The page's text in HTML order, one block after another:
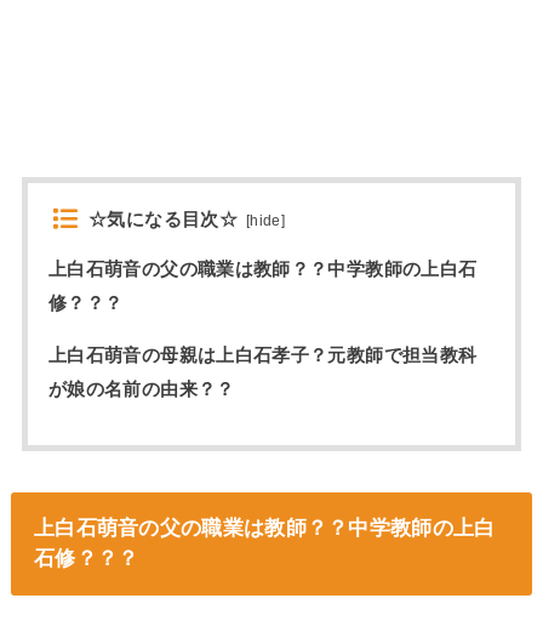
☆気になる目次☆ [hide]
上白石萌音の父の職業は教師？？中学教師の上白石
修？？？
上白石萌音の母親は上白石孝子？元教師で担当教科
が娘の名前の由来？？
上白石萌音の父の職業は教師？？中学教師の上白
石修？？？